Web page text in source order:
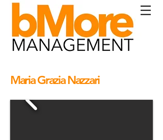
Maria Grazia Nazzari